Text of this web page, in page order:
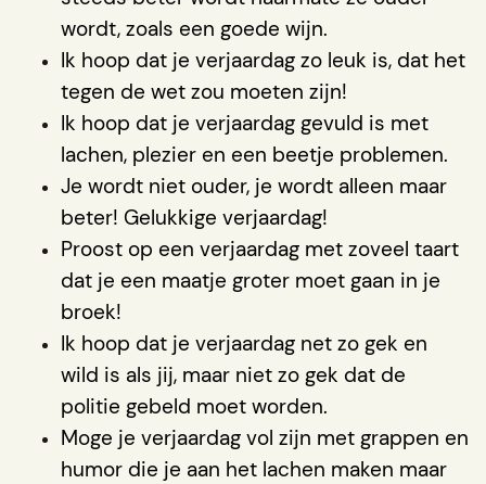
wordt, zoals een goede wijn.
Ik hoop dat je verjaardag zo leuk is, dat het
tegen de wet zou moeten zijn!
Ik hoop dat je verjaardag gevuld is met
lachen, plezier en een beetje problemen.
Je wordt niet ouder, je wordt alleen maar
beter! Gelukkige verjaardag!
Proost op een verjaardag met zoveel taart
dat je een maatje groter moet gaan in je
broek!
Ik hoop dat je verjaardag net zo gek en
wild is als jij, maar niet zo gek dat de
politie gebeld moet worden.
Moge je verjaardag vol zijn met grappen en
humor die je aan het lachen maken maar